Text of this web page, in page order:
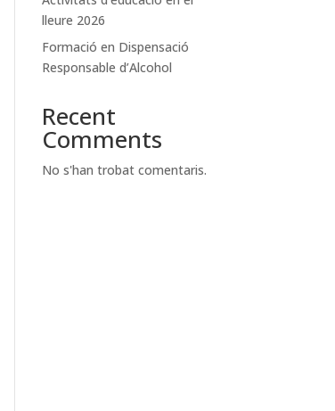
lleure 2026
Formació en Dispensació
Responsable d’Alcohol
Recent
Comments
No s'han trobat comentaris.